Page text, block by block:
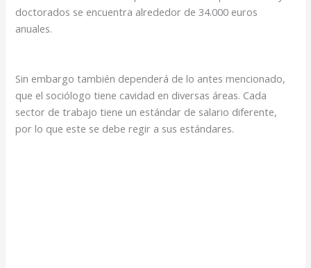
doctorados se encuentra alrededor de 34.000 euros
anuales.
Sin embargo también dependerá de lo antes mencionado,
que el sociólogo tiene cavidad en diversas áreas. Cada
sector de trabajo tiene un estándar de salario diferente,
por lo que este se debe regir a sus estándares.